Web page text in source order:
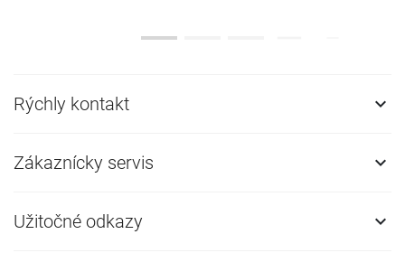
Rýchly kontakt 
Zákaznícky servis 
Užitočné odkazy 